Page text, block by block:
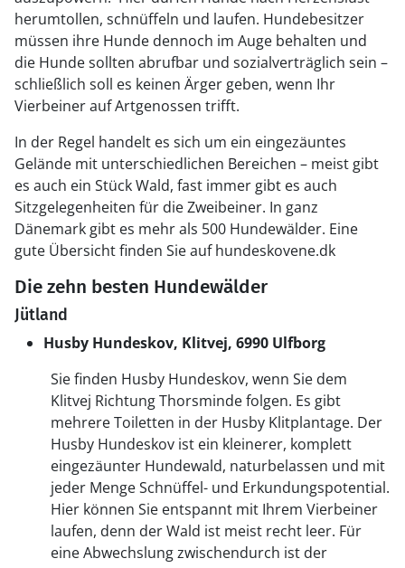
herumtollen, schnüffeln und laufen. Hundebesitzer
müssen ihre Hunde dennoch im Auge behalten und
die Hunde sollten abrufbar und sozialverträglich sein –
schließlich soll es keinen Ärger geben, wenn Ihr
Vierbeiner auf Artgenossen trifft.
In der Regel handelt es sich um ein eingezäuntes
Gelände mit unterschiedlichen Bereichen – meist gibt
es auch ein Stück Wald, fast immer gibt es auch
Sitzgelegenheiten für die Zweibeiner. In ganz
Dänemark gibt es mehr als 500 Hundewälder. Eine
gute Übersicht finden Sie auf hundeskovene.dk
Die zehn besten Hundewälder
Jütland
Husby Hundeskov, Klitvej, 6990 Ulfborg
Sie finden Husby Hundeskov, wenn Sie dem
Klitvej Richtung Thorsminde folgen. Es gibt
mehrere Toiletten in der Husby Klitplantage. Der
Husby Hundeskov ist ein kleinerer, komplett
eingezäunter Hundewald, naturbelassen und mit
jeder Menge Schnüffel- und Erkundungspotential.
Hier können Sie entspannt mit Ihrem Vierbeiner
laufen, denn der Wald ist meist recht leer. Für
eine Abwechslung zwischendurch ist der